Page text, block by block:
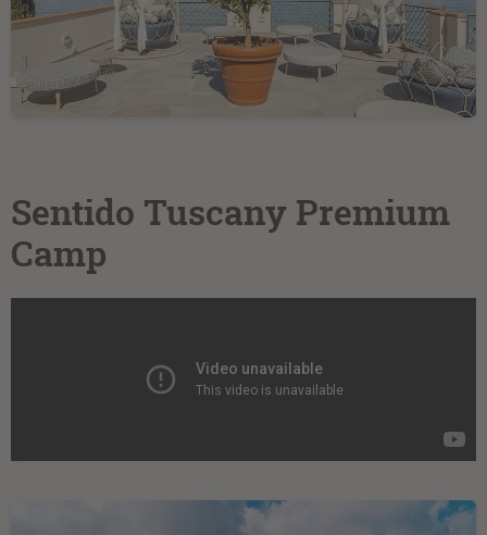
Sentido Tuscany Premium
Camp